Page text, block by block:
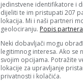
jedinstvene identifikatore i
dijeliti te im pristupati 207
lokacija. Mi i naši partneri
geolociranju. Popis
Neki dobavljači mogu
legitimnog interesa. Ako se
svojim opcijama. Potražite
lokacije za upravljanje
privatnosti i kolačića.